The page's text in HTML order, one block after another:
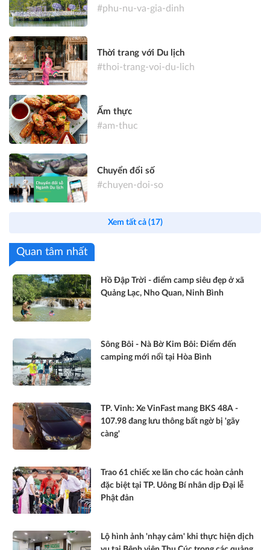
#phu-nu-va-gia-dinh
Thời trang với Du lịch
#thoi-trang-voi-du-lich
Ẩm thực
#am-thuc
Chuyển đổi số
#chuyen-doi-so
Xem tất cả (17)
Quan tâm nhất
Hồ Đập Trời - điểm camp siêu đẹp ở xã
Quảng Lạc, Nho Quan, Ninh Bình
Sông Bôi - Nà Bờ Kim Bôi: Điểm đến
camping mới nổi tại Hòa Bình
TP. Vinh: Xe VinFast mang BKS 48A -
107.98 đang lưu thông bất ngờ bị 'gãy
càng'
Trao 61 chiếc xe lăn cho các hoàn cảnh
đặc biệt tại TP. Uông Bí nhân dịp Đại lễ
Phật đản
Lộ hình ảnh 'nhạy cảm' khi thực hiện dịch